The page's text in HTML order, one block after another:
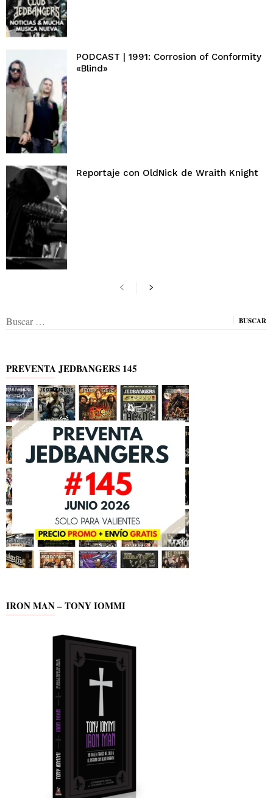
PODCAST | 1991: Corrosion of Conformity
«Blind»
Reportaje con OldNick de Wraith Knight
Buscar:
PREVENTA JEDBANGERS 145
IRON MAN – TONY IOMMI